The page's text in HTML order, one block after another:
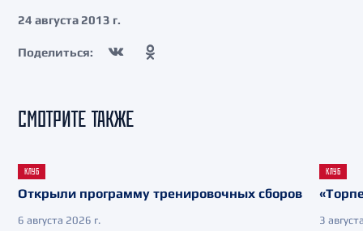
24 августа 2013 г.
Поделиться:
СМОТРИТЕ ТАКЖЕ
КЛУБ
Открыли программу тренировочных сборов
6 августа 2026 г.
КЛУБ
3